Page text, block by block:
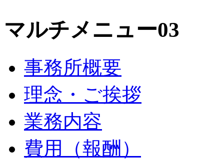
マルチメニュー03
事務所概要
理念・ご挨拶
業務内容
費用（報酬）